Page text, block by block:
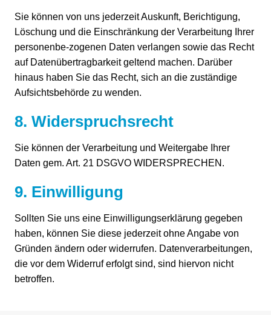
Sie können von uns jederzeit Auskunft, Berichtigung,
Löschung und die Einschränkung der Verarbeitung Ihrer
personenbe-zogenen Daten verlangen sowie das Recht
auf Datenübertragbarkeit geltend machen. Darüber
hinaus haben Sie das Recht, sich an die zuständige
Aufsichtsbehörde zu wenden.
8. Widerspruchsrecht
Sie können der Verarbeitung und Weitergabe Ihrer
Daten gem. Art. 21 DSGVO WIDERSPRECHEN.
9. Einwilligung
Sollten Sie uns eine Einwilligungserklärung gegeben
haben, können Sie diese jederzeit ohne Angabe von
Gründen ändern oder widerrufen. Datenverarbeitungen,
die vor dem Widerruf erfolgt sind, sind hiervon nicht
betroffen.